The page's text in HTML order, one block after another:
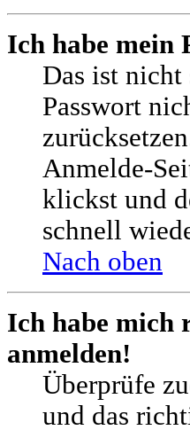
Ich habe mein
Das ist
Passwort
Anmelde-
klickst und
schnell
Nach oben
Ich habe mich
anmelden!
Überprüfe
und das